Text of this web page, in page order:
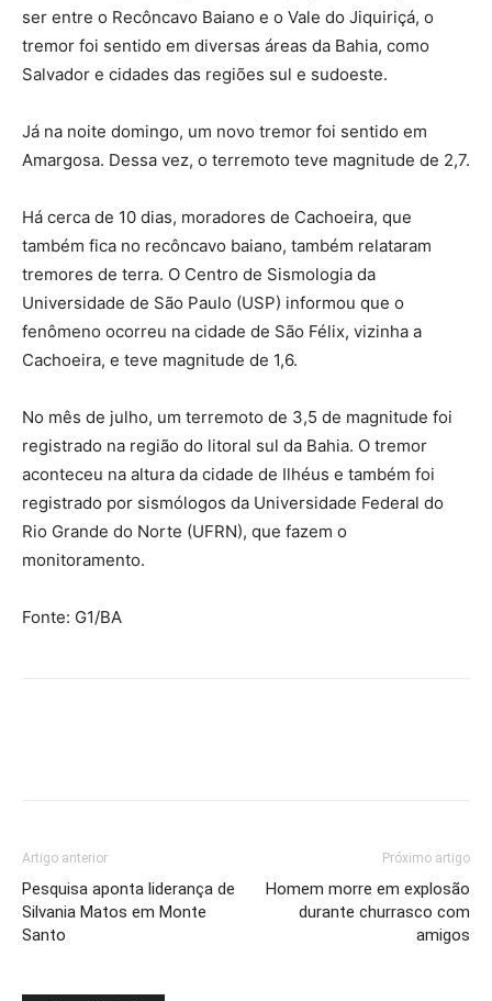
ser entre o Recôncavo Baiano e o Vale do Jiquiriçá, o
tremor foi sentido em diversas áreas da Bahia, como
Salvador e cidades das regiões sul e sudoeste.
Já na noite domingo, um novo tremor foi sentido em
Amargosa. Dessa vez, o terremoto teve magnitude de 2,7.
Há cerca de 10 dias, moradores de Cachoeira, que
também fica no recôncavo baiano, também relataram
tremores de terra. O Centro de Sismologia da
Universidade de São Paulo (USP) informou que o
fenômeno ocorreu na cidade de São Félix, vizinha a
Cachoeira, e teve magnitude de 1,6.
No mês de julho, um terremoto de 3,5 de magnitude foi
registrado na região do litoral sul da Bahia. O tremor
aconteceu na altura da cidade de Ilhéus e também foi
registrado por sismólogos da Universidade Federal do
Rio Grande do Norte (UFRN), que fazem o
monitoramento.
Fonte: G1/BA
Artigo anterior
Pesquisa aponta liderança de
Silvania Matos em Monte
Santo
Próximo artigo
Homem morre em explosão
durante churrasco com
amigos